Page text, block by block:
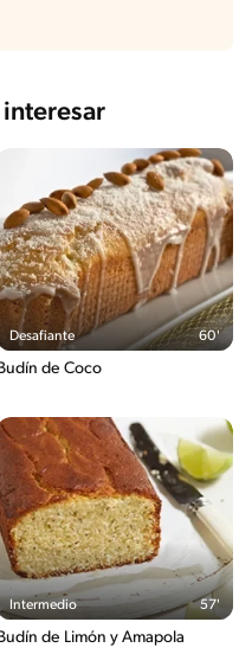
interesar
Desafiante 60'
de Coco
Intermedio 57'
de Limón y Amapola